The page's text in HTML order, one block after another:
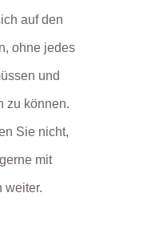
auf den
ohne jedes
und
zu können.
Sie nicht,
mit
weiter.